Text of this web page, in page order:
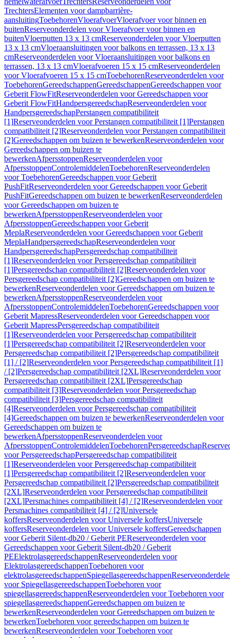
TrechtersElementen voor dampbarrière-
aansluitingToebehorenVloerafvoerVloerafvoer voor binnen en
buitenReserveonderdelen voor Vloerafvoer voor binnen en
buitenVloerputten 13 x 13 cmReserveonderdelen voor Vloerputten
13 x 13 cmVloeraansluitingen voor balkons en terrassen, 13 x 13
cmReserveonderdelen voor Vloeraansluitingen voor balkons en
terrassen, 13 x 13 cmVloerafvoeren 15 x 15 cmReserveonderdelen
voor Vloerafvoeren 15 x 15 cmToebehorenReserveonderdelen voor
ToebehorenGereedschappenGereedschappenGereedschappen voor
Geberit FlowFitReserveonderdelen voor Gereedschappen voor
Geberit FlowFitHandpersgereedschapReserveonderdelen voor
HandpersgereedschapPerstangen compatibiliteit
[1]Reserveonderdelen voor Perstangen compatibiliteit [1]Perstangen
compatibiliteit [2]Reserveonderdelen voor Perstangen compatibiliteit
[2]Gereedschappen om buizen te bewerkenReserveonderdelen voor
Gereedschappen om buizen te
bewerkenAfpersstoppenReserveonderdelen voor
AfpersstoppenControlemiddelenToebehorenReserveonderdelen
voor ToebehorenGereedschappen voor Geberit
PushFitReserveonderdelen voor Gereedschappen voor Geberit
PushFitGereedschappen om buizen te bewerkenReserveonderdelen
voor Gereedschappen om buizen te
bewerkenAfpersstoppenReserveonderdelen voor
AfpersstoppenGereedschappen voor Geberit
MeplaReserveonderdelen voor Gereedschappen voor Geberit
MeplaHandpersgereedschapReserveonderdelen voor
HandpersgereedschapPersgereedschap compatibiliteit
[1]Reserveonderdelen voor Persgereedschap compatibiliteit
[1]Persgereedschap compatibiliteit [2]Reserveonderdelen voor
Persgereedschap compatibiliteit [2]Gereedschappen om buizen te
bewerkenReserveonderdelen voor Gereedschappen om buizen te
bewerkenAfpersstoppenReserveonderdelen voor
AfpersstoppenControlemiddelenToebehorenGereedschappen voor
Geberit MapressReserveonderdelen voor Gereedschappen voor
Geberit MapressPersgereedschap compatibiliteit
[1]Reserveonderdelen voor Persgereedschap compatibiliteit
[1]Persgereedschap compatibiliteit [2]Reserveonderdelen voor
Persgereedschap compatibiliteit [2]Persgereedschap compatibiliteit
[1] / [2]Reserveonderdelen voor Persgereedschap compatibiliteit [1]
/ [2]Persgereedschap compatibiliteit [2XL]Reserveonderdelen voor
Persgereedschap compatibiliteit [2XL]Persgereedschap
compatibiliteit [3]Reserveonderdelen voor Persgereedschap
compatibiliteit [3]Persgereedschap compatibiliteit
[4]Reserveonderdelen voor Persgereedschap compatibiliteit
[4]Gereedschappen om buizen te bewerkenReserveonderdelen voor
Gereedschappen om buizen te
bewerkenAfpersstoppenReserveonderdelen voor
AfpersstoppenControlemiddelenToebehorenPersgereedschap
voor PersgereedschapPersgereedschap compatibiliteit
[1]Reserveonderdelen voor Persgereedschap compatibiliteit
[1]Persgereedschap compatibiliteit [2]Reserveonderdelen voor
Persgereedschap compatibiliteit [2]Persgereedschap compatibiliteit
[2XL]Reserveonderdelen voor Persgereedschap compatibiliteit
[2XL]Persmachines compatibiliteit [4] / [2]Reserveonderdelen voor
Persmachines compatibiliteit [4] / [2]Universele
koffersReserveonderdelen voor Universele koffersUniversele
koffersReserveonderdelen voor Universele koffersGereedschappen
voor Geberit Silent-db20 / Geberit PEReserveonderdelen voor
Gereedschappen voor Geberit Silent-db20 / Geberit
PEElektrolasgereedschappenReserveonderdelen voor
ElektrolasgereedschappenToebehoren voor
elektrolasgereedschappenSpiegellasgereedschappen
voor SpiegellasgereedschappenToebehoren voor
spiegellasgereedschappenReserveonderdelen voor Toebehoren voor
spiegellasgereedschappenGereedschappen om buizen te
bewerkenReserveonderdelen voor Gereedschappen om buizen te
bewerkenToebehoren voor gereedschappen om buizen te
bewerkenReserveonderdelen voor Toebehoren voor